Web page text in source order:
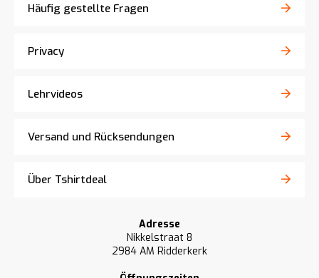
Häufig gestellte Fragen
Privacy
Lehrvideos
Versand und Rücksendungen
Über Tshirtdeal
Adresse
Nikkelstraat 8
2984 AM Ridderkerk